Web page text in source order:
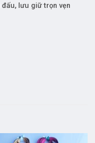
lưu giữ trọn vẹn